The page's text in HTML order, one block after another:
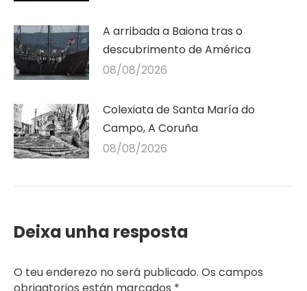
A arribada a Baiona tras o
descubrimento de América
08/08/2026
Colexiata de Santa María do
Campo, A Coruña
08/08/2026
Deixa unha resposta
O teu enderezo no será publicado. Os campos